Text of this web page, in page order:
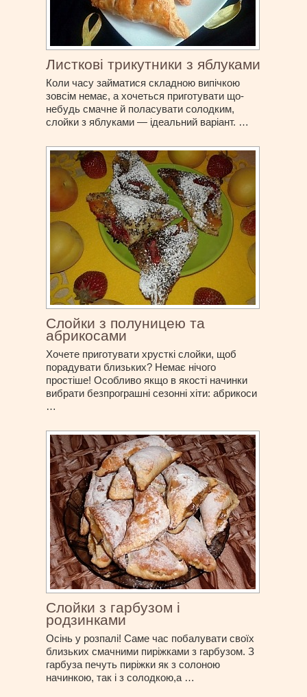
Листкові трикутники з яблуками
Коли часу займатися складною випічкою
зовсім немає, а хочеться приготувати що-
небудь смачне й поласувати солодким,
слойки з яблуками — ідеальний варіант. …
Слойки з полуницею та
абрикосами
Хочете приготувати хрусткі слойки, щоб
порадувати близьких? Немає нічого
простіше! Особливо якщо в якості начинки
вибрати безпрограшні сезонні хіти: абрикоси
…
Слойки з гарбузом і
родзинками
Осінь у розпалі! Саме час побалувати своїх
близьких смачними пиріжками з гарбузом. З
гарбуза печуть пиріжки як з солоною
начинкою, так і з солодкою,а …